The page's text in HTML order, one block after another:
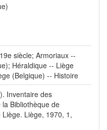
siècle; Armoriaux --
Héraldique -- Liège
(Belgique) -- Histoire
Inventaire des
Bibliothèque de
Liège. Liège, 1970, 1,